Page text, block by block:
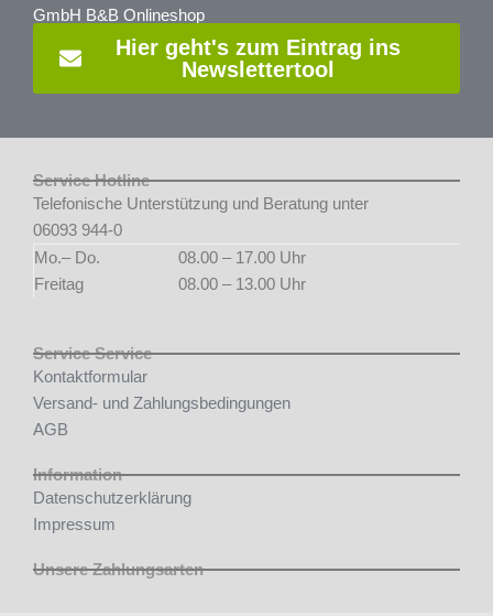
GmbH B&B Onlineshop
Hier geht's zum Eintrag ins
Newslettertool
Service Hotline
Telefonische Unterstützung und Beratung unter
06093 944-0
Mo.– Do.
08.00 – 17.00 Uhr
Freitag
08.00 – 13.00 Uhr
Service Service
Kontaktformular
Versand- und Zahlungsbedingungen
AGB
Information
Datenschutzerklärung
Impressum
Unsere Zahlungsarten